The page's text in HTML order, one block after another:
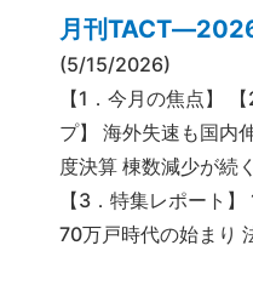
月刊
(5/15/2026)
【1．今月の焦点】
プ】 海外失速も国内
度決算 棟数減少が続
【3．特集レポート
70万戸時代の始まり